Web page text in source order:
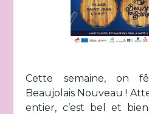
Cette semaine, on
Beaujolais Nouveau !
entier, c’est bel et